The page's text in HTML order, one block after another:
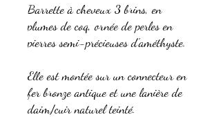
Barrette à cheveux 3 brins, en
plumes de coq, ornée de perles en
pierres semi-précieuses d'améthyste.
Elle est montée sur un connecteur en
fer bronze antique et une lanière de
daim/cuir naturel teinté.